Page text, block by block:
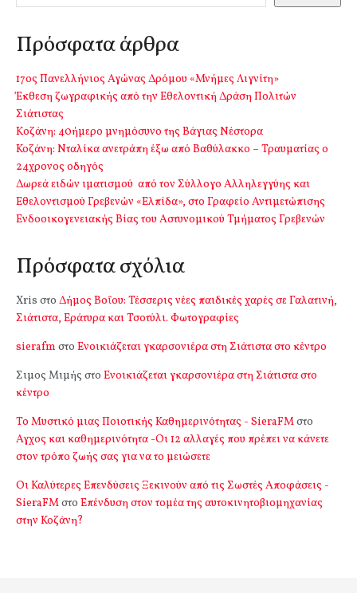
Πρόσφατα άρθρα
17ος Πανελλήνιος Αγώνας Δρόμου «Μνήμες Λιγνίτη»
Έκθεση ζωγραφικής από την Εθελοντική Δράση Πολιτών
Σιάτιστας
Kοζάνη: 40ήμερο μνημόσυνο της Βάγιας Νέστορα
Κοζάνη: Νταλίκα ανετράπη έξω από Βαθύλακκο – Τραυματίας ο
24χρονος οδηγός
Δωρεά ειδών ιματισμού από τον Σύλλογο Αλληλεγγύης και
Εθελοντισμού Γρεβενών «Ελπίδα», στο Γραφείο Αντιμετώπισης
Ενδοοικογενειακής Βίας του Αστυνομικού Τμήματος Γρεβενών
Πρόσφατα σχόλια
Xris στο Δήμος Βοΐου: Τέσσερις νέες παιδικές χαρές σε Γαλατινή,
Σιάτιστα, Εράτυρα και Τσοτύλι. Φωτογραφίες
sierafm στο Ενοικιάζεται γκαρσονιέρα στη Σιάτιστα στο κέντρο
Σιμος Μιμής στο Ενοικιάζεται γκαρσονιέρα στη Σιάτιστα στο
κέντρο
Το Μυστικό μιας Ποιοτικής Καθημερινότητας - SieraFMστο
Αγχος και καθημερινότητα -Οι 12 αλλαγές που πρέπει να κάνετε
στον τρόπο ζωής σας για να το μειώσετε
Οι Καλύτερες Επενδύσεις Ξεκινούν από τις Σωστές Αποφάσεις -
SieraFMστο Επένδυση στον τομέα της αυτοκινητοβιομηχανίας
στην Κοζάνη?